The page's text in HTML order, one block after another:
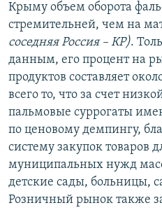
Крыму объем оборота
стремительней, чем на
соседняя Россия – КР).
данным, его процент на
продуктов составляет
всего то, что за счет
пальмовые суррогаты
по ценовому демпингу,
систему закупок товаров
муниципальных нужд
детские сады, больницы,
Розничный рынок также